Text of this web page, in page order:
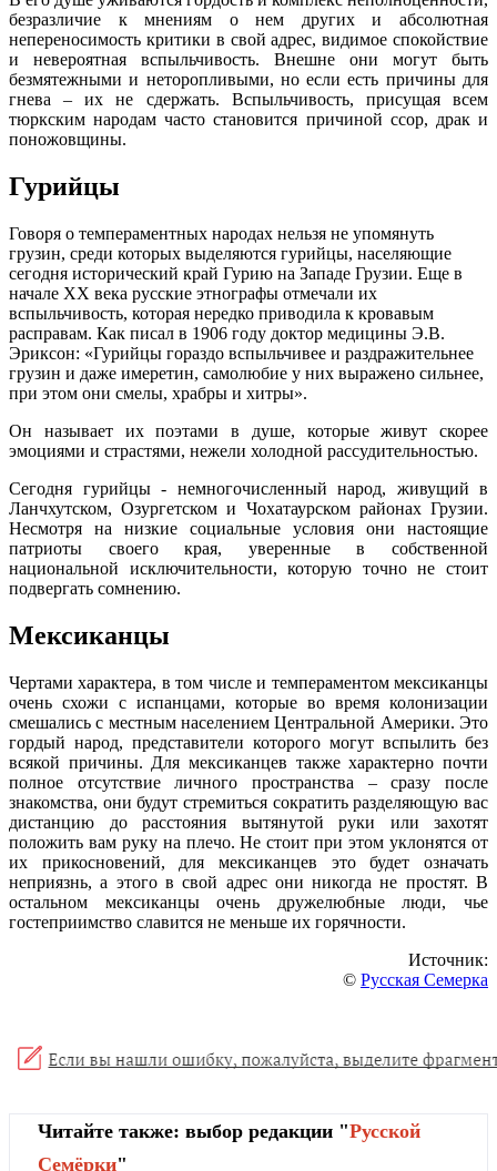
безразличие к мнениям о нем других и абсолютная
непереносимость критики в свой адрес, видимое спокойствие
и невероятная вспыльчивость. Внешне они могут быть
безмятежными и неторопливыми, но если есть причины для
гнева – их не сдержать. Вспыльчивость, присущая всем
тюркским народам часто становится причиной ссор, драк и
поножовщины.
Гурийцы
Говоря о темпераментных народах нельзя не упомянуть
грузин, среди которых выделяются гурийцы, населяющие
сегодня исторический край Гурию на Западе Грузии. Еще в
начале XX века русские этнографы отмечали их
вспыльчивость, которая нередко приводила к кровавым
расправам. Как писал в 1906 году доктор медицины Э.В.
Эриксон: «Гурийцы гораздо вспыльчивее и раздражительнее
грузин и даже имеретин, самолюбие у них выражено сильнее,
при этом они смелы, храбры и хитры».
Он называет их поэтами в душе, которые живут скорее
эмоциями и страстями, нежели холодной рассудительностью.
Сегодня гурийцы - немногочисленный народ, живущий в
Ланчхутском, Озургетском и Чохатаурском районах Грузии.
Несмотря на низкие социальные условия они настоящие
патриоты своего края, уверенные в собственной
национальной исключительности, которую точно не стоит
подвергать сомнению.
Мексиканцы
Чертами характера, в том числе и темпераментом мексиканцы
очень схожи с испанцами, которые во время колонизации
смешались с местным населением Центральной Америки. Это
гордый народ, представители которого могут вспылить без
всякой причины. Для мексиканцев также характерно почти
полное отсутствие личного пространства – сразу после
знакомства, они будут стремиться сократить разделяющую вас
дистанцию до расстояния вытянутой руки или захотят
положить вам руку на плечо. Не стоит при этом уклонятся от
их прикосновений, для мексиканцев это будет означать
неприязнь, а этого в свой адрес они никогда не простят. В
остальном мексиканцы очень дружелюбные люди, чье
гостеприимство славится не меньше их горячности.
Источник:
© Русская Семерка
Читайте также: выбор редакции "Русской
Cемёрки"